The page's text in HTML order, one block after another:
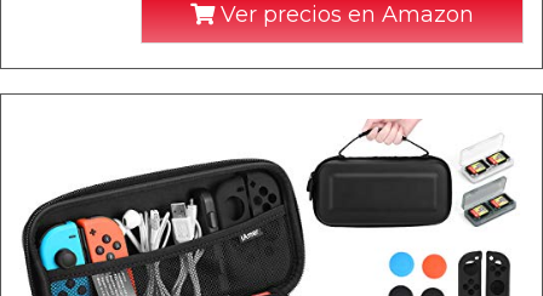
Ver precios en Amazon